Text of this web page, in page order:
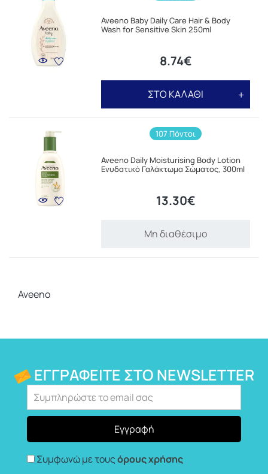
Aveeno Baby Daily Care Hair & Body
Wash for Sensitive Skin 250ml
8.74€
ΣΤΟ ΚΑΛΑΘΙ
107 Πόντοι
Aveeno Daily Moisturising Body Lotion
Ενυδατικό Γαλάκτωμα Σώματος, 300ml
13.30€
Μη διαθέσιμο
Aveeno
ΕΓΓΡΑΦΕΊΤΕ ΣΤΟ NEWSLETTER
Συμφωνώ με τουςόρους χρήσης